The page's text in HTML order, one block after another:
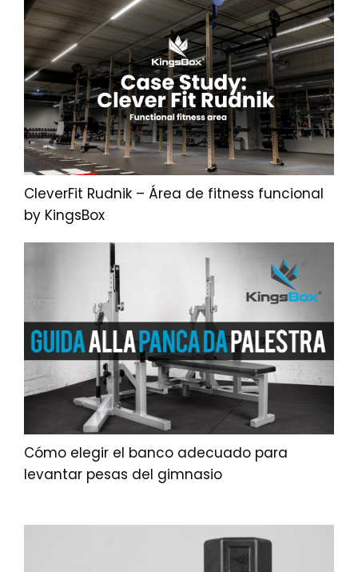
CleverFit Rudnik – Área de fitness funcional
by KingsBox
Cómo elegir el banco adecuado para
levantar pesas del gimnasio